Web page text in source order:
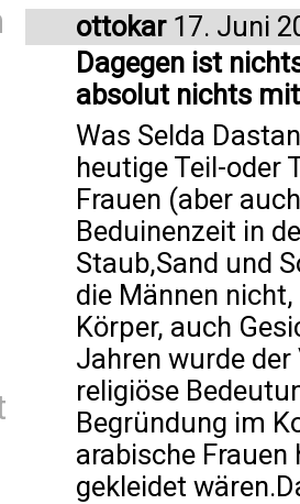
ottokar17. Juni
Dagegen ist
absolut nichts
Was Selda
heutige Teil-oder
Frauen (aber
Beduinenzeit in
Staub,Sand und
die Männen
Körper, auch
Jahren wurde der
religiöse
Begründung im
arabische
gekleidet